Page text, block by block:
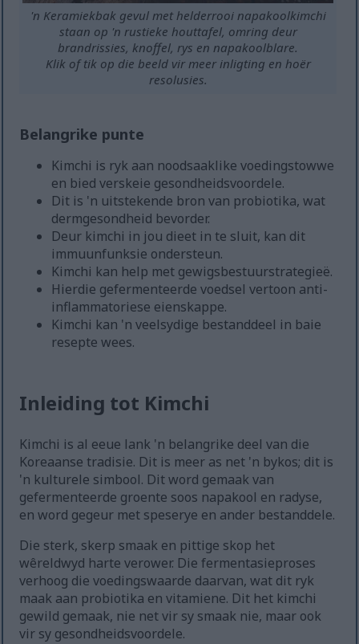
'n Keramiekbak gevul met helderrooi napakoolkimchi
staan op 'n rustieke houttafel, omring deur
brandrissies, knoffel, rys en napakoolblare.
Klik of tik op die beeld vir meer inligting en hoër
resolusies.
Belangrike punte
Kimchi is ryk aan noodsaaklike voedingstowwe
en bied verskeie gesondheidsvoordele.
Dit is 'n uitstekende bron van probiotika, wat
dermgesondheid bevorder.
Deur kimchi in jou dieet in te sluit, kan dit
immuunfunksie ondersteun.
Kimchi kan help met gewigsbestuurstrategieë.
Hierdie gefermenteerde voedsel vertoon anti-
inflammatoriese eienskappe.
Kimchi kan 'n veelsydige bestanddeel in baie
resepte wees.
Inleiding tot Kimchi
Kimchi is al eeue lank 'n belangrike deel van die
Koreaanse tradisie. Dit is meer as net 'n bykos; dit is
'n kulturele simbool. Dit word gemaak van
gefermenteerde groente soos napakool en radyse,
en word gegeur met speserye en ander bestanddele.
Die sterk, skerp smaak en pittige skop het
wêreldwyd harte verower. Die fermentasieproses
verhoog die voedingswaarde daarvan, wat dit ryk
maak aan probiotika en vitamiene. Dit het kimchi
gewild gemaak, nie net vir sy smaak nie, maar ook
vir sy gesondheidsvoordele.